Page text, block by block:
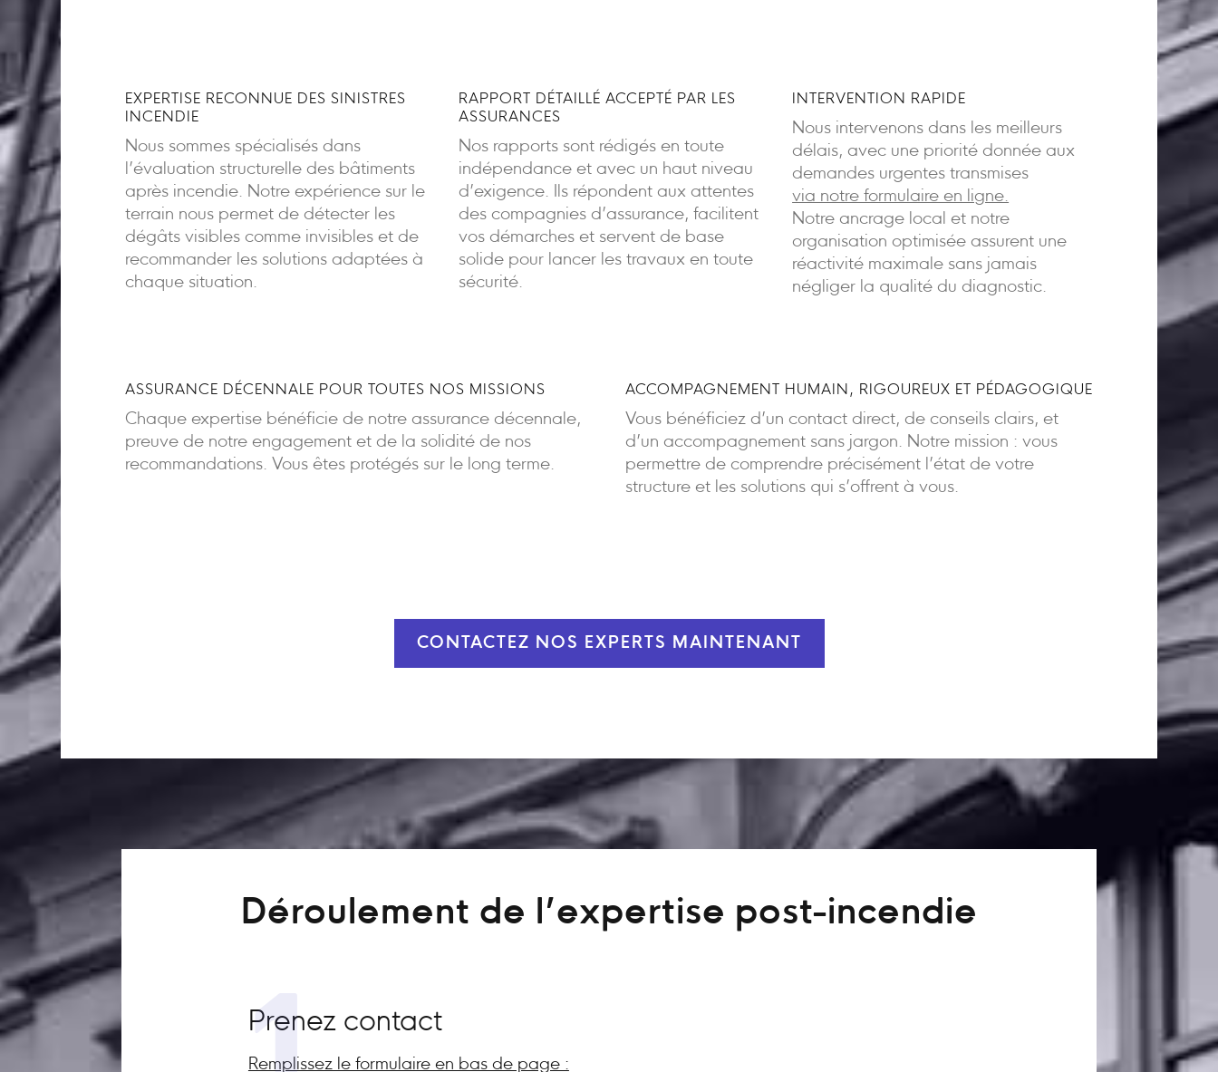
EXPERTISE RECONNUE DES SINISTRES
INCENDIE
Nous sommes spécialisés dans
l’évaluation structurelle des bâtiments
après incendie. Notre expérience sur le
terrain nous permet de détecter les
dégâts visibles comme invisibles et de
recommander les solutions adaptées à
chaque situation.
RAPPORT DÉTAILLÉ ACCEPTÉ PAR LES
ASSURANCES
Nos rapports sont rédigés en toute
indépendance et avec un haut niveau
d’exigence. Ils répondent aux attentes
des compagnies d’assurance, facilitent
vos démarches et servent de base
solide pour lancer les travaux en toute
sécurité.
INTERVENTION RAPIDE
Nous intervenons dans les meilleurs
délais, avec une priorité donnée aux
demandes urgentes transmises
via notre formulaire en ligne.
Notre ancrage local et notre
organisation optimisée assurent une
réactivité maximale sans jamais
négliger la qualité du diagnostic.
ASSURANCE DÉCENNALE POUR TOUTES NOS MISSIONS
Chaque expertise bénéficie de notre assurance décennale,
preuve de notre engagement et de la solidité de nos
recommandations. Vous êtes protégés sur le long terme.
ACCOMPAGNEMENT HUMAIN, RIGOUREUX ET PÉDAGOGIQUE
Vous bénéficiez d’un contact direct, de conseils clairs, et
d’un accompagnement sans jargon. Notre mission : vous
permettre de comprendre précisément l’état de votre
structure et les solutions qui s’offrent à vous.
CONTACTEZ NOS EXPERTS MAINTENANT
Déroulement de l’expertise post-incendie
Prenez contact
Remplissez le formulaire en bas de page :